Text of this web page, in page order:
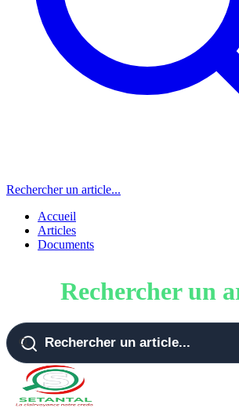
Rechercher un article...
Accueil
Articles
Documents
Rechercher un